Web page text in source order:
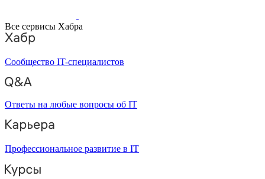
Все сервисы Хабра
Сообщество IT-специалистов
Ответы на любые вопросы об IT
Профессиональное развитие в IT